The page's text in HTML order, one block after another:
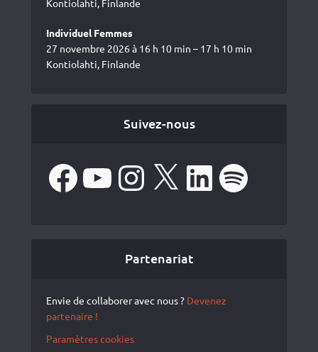
Kontiolahti, Finlande
Individuel Femmes
27 novembre 2026 à 16 h 10 min – 17 h 10 min
Kontiolahti, Finlande
Suivez-nous
FacebookYouTube Instagram LinkedIn Spotify
Partenariat
Envie de collaborer avec nous ? Devenez
partenaire !
Paramètres cookies